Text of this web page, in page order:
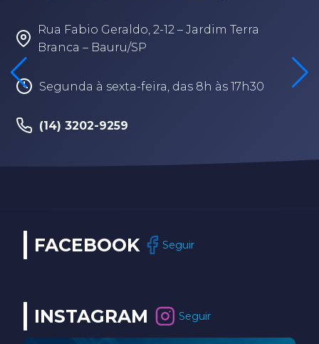
Rua Fabio Geraldo, 2-12 – Jardim Terra
Branca – Bauru/SP
Segunda à sexta-feira, das 8h às 17h30
(14) 3202-9259
FACEBOOK Seguir
INSTAGRAM Seguir